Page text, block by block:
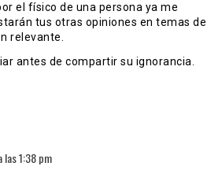
el físico de una persona ya me
tus otras opiniones en temas de
relevante.
antes de compartir su ignorancia.
las 1:38 pm